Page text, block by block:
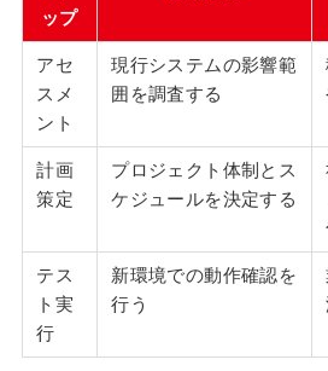
ップ
アセ
スメ
ント
現行システムの影響範
囲を調査する
計画
策定
プロジェクト体制とス
ケジュールを決定する
テス
ト実
行
新環境での動作確認を
行う